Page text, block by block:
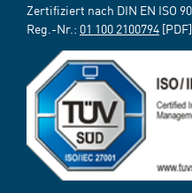
Zertifiziert nach DIN EN ISO
Reg.-Nr.: 01 100 2100794